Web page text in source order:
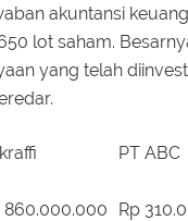
akuntansi
lot saham.
yang telah
PT ABC
860.000.000
Rp